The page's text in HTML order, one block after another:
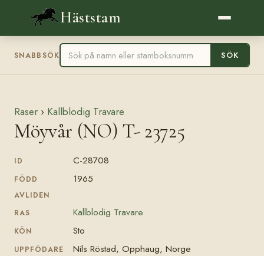
Häststam
SNABBSÖK SÖK
Raser › Kallblodig Travare
Möyvår (NO) T- 23725
ID C-28708
FÖDD 1965
AVLIDEN
RAS
Kallblodig Travare
KÖN Sto
UPPFÖDARE Nils Röstad, Opphaug, Norge